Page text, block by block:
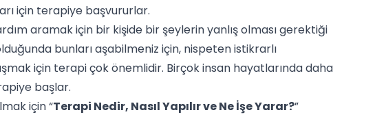
için terapiye başvururlar.
aramak için bir kişide bir şeylerin yanlış olması gerektiği
bunları aşabilmeniz için, nispeten istikrarlı
için terapi çok önemlidir. Birçok insan hayatlarında daha
başlar.
için “Terapi Nedir, Nasıl Yapılır ve Ne İşe Yarar?”